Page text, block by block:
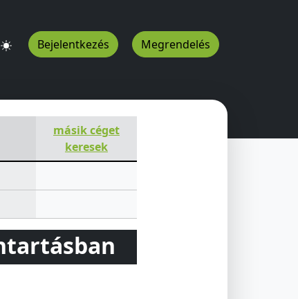
Bejelentkezés Megrendelés
másik céget
keresek